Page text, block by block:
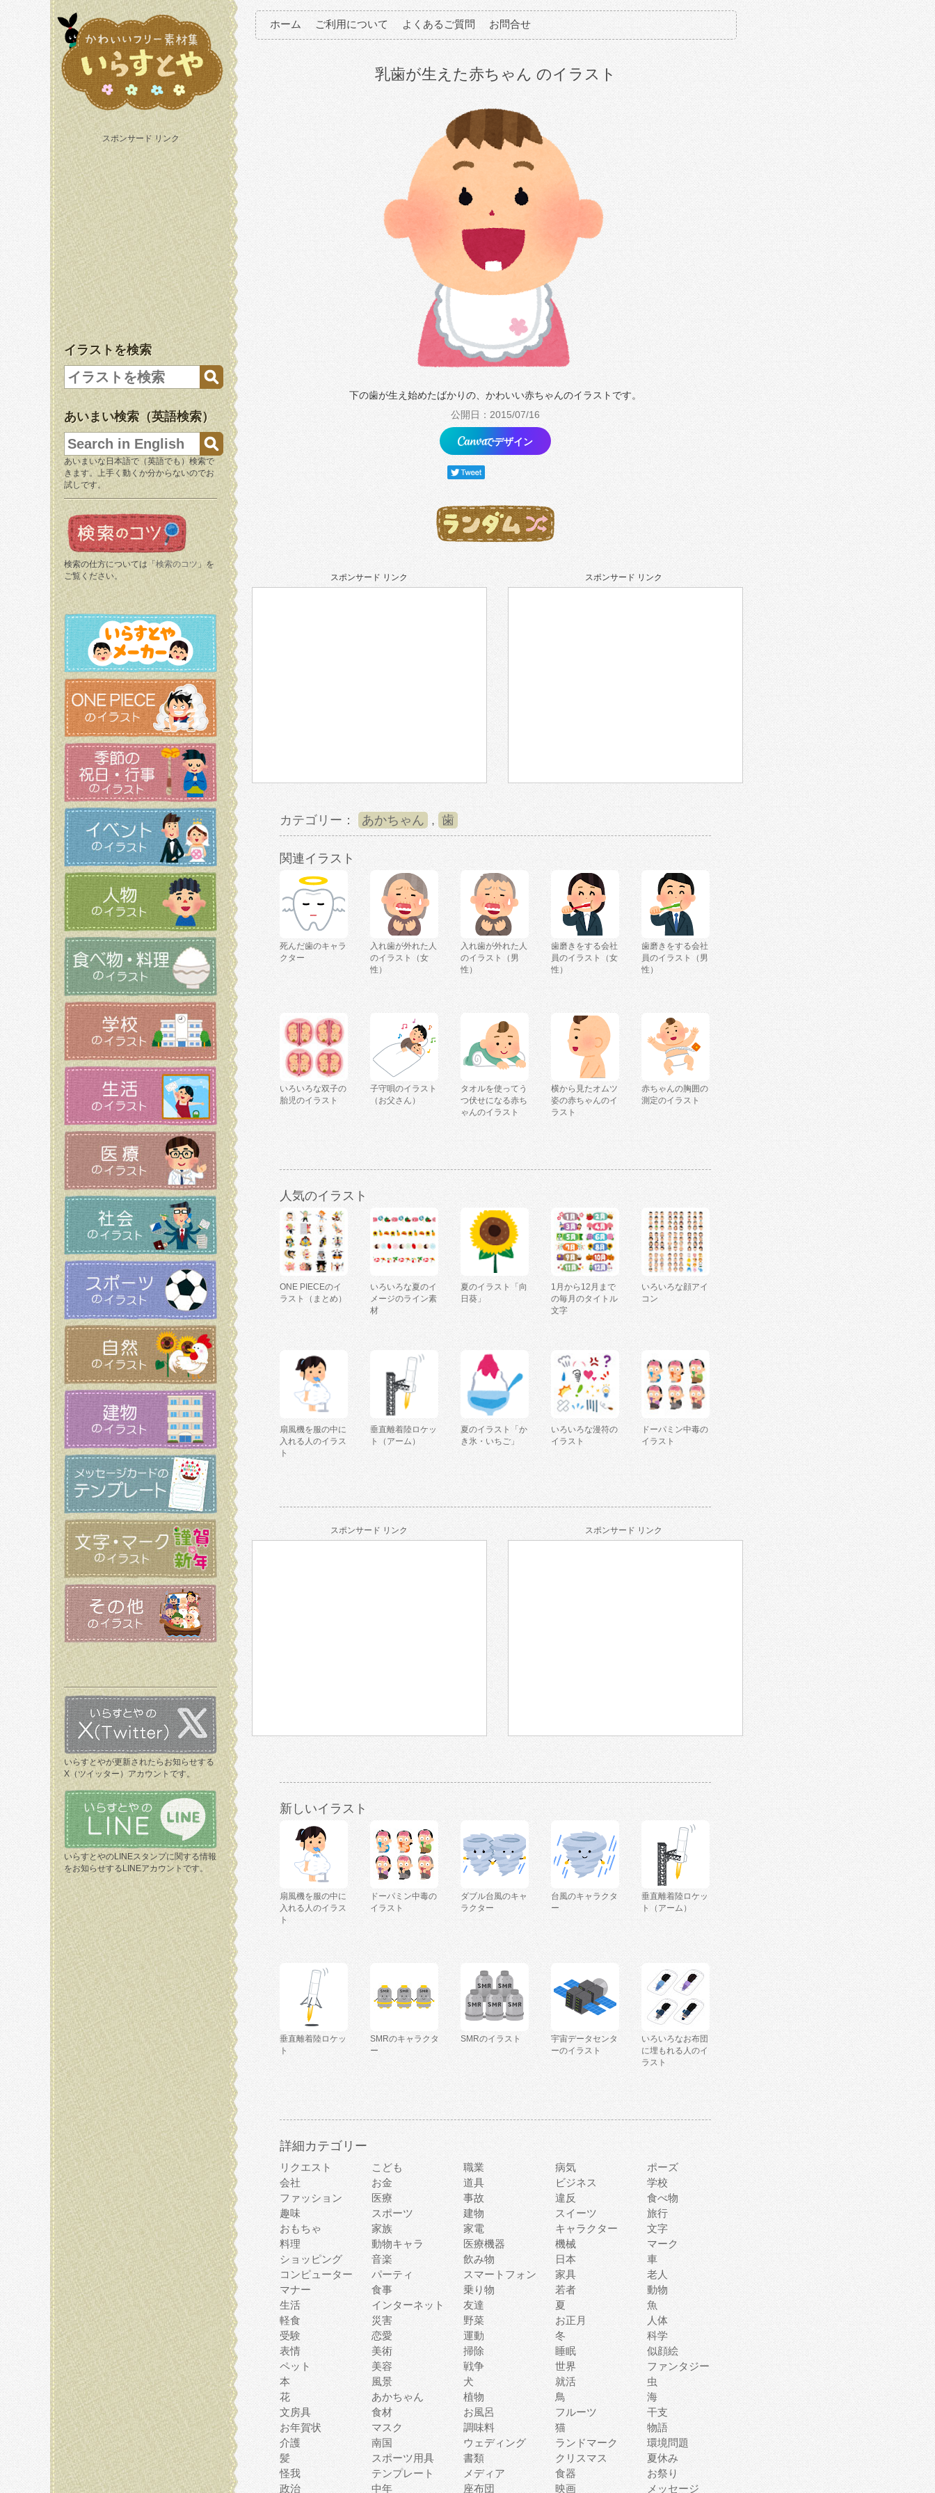
スポンサード リンク
イラストを検索
あいまい検索（英語検索）
あいまいな日本語で（英語でも）検索で
きます。上手く動くか分からないのでお
試しです。
検索の仕方については「 検索のコツ 」を
ご覧ください。
いらすとやが更新されたらお知らせする
X（ツイッター）アカウントです。
いらすとやのLINEスタンプに関する情報
をお知らせするLINEアカウントです。
ホーム ご利用について よくあるご質問 お問合せ
乳歯が生えた赤ちゃん のイラスト
下の歯が生え始めたばかりの、かわいい赤ちゃんのイラストです。
公開日：2015/07/16
でデザイン
スポンサード リンク スポンサード リンク
カテゴリー： あかちゃん , 歯
関連イラスト
死んだ歯のキャラ
クター
入れ歯が外れた人
のイラスト（女
性）
入れ歯が外れた人
のイラスト（男
性）
歯磨きをする会社
員のイラスト（女
性）
歯磨きをする会社
員のイラスト（男
性）
いろいろな双子の
胎児のイラスト
子守唄のイラスト
（お父さん）
タオルを使ってう
つ伏せになる赤ち
ゃんのイラスト
横から見たオムツ
姿の赤ちゃんのイ
ラスト
赤ちゃんの胸囲の
測定のイラスト
人気のイラスト
ONE PIECEのイ
ラスト（まとめ）
いろいろな夏のイ
メージのライン素
材
夏のイラスト「向
日葵」
1月から12月まで
の毎月のタイトル
文字
いろいろな顔アイ
コン
扇風機を服の中に
入れる人のイラス
ト
垂直離着陸ロケッ
ト（アーム）
夏のイラスト「か
き氷・いちご」
いろいろな漫符の
イラスト
ドーパミン中毒の
イラスト
スポンサード リンク スポンサード リンク
新しいイラスト
扇風機を服の中に
入れる人のイラス
ト
ドーパミン中毒の
イラスト
ダブル台風のキャ
ラクター
台風のキャラクタ
ー
垂直離着陸ロケッ
ト（アーム）
垂直離着陸ロケッ
ト
SMRのキャラクタ
ー
SMRのイラスト
宇宙データセンタ
ーのイラスト
いろいろなお布団
に埋もれる人のイ
ラスト
詳細カテゴリー
リクエスト こども 職業 病気
ポーズ
会社
お金 道具 ビジネス
学校
ファッション
医療 事故 違反
食べ物
趣味
スポーツ 建物 スイーツ
旅行
おもちゃ
家族 家電 キャラクター
文字
料理
動物キャラ 医療機器 機械
マーク
ショッピング
音楽 飲み物 日本
車
コンピューター
パーティ スマートフォン 家具
老人
マナー
食事 乗り物 若者
動物
生活
インターネット 友達 夏
魚
軽食
災害 野菜 お正月
人体
受験
恋愛 運動 冬
科学
表情
美術 掃除 睡眠
似顔絵
ペット
美容 戦争 世界
ファンタジー
本
風景 犬 就活
虫
花
あかちゃん 植物 鳥
海
文房具
食材 お風呂 フルーツ
干支
お年賀状
マスク 調味料 猫
物語
介護
南国 ウェディング ランドマーク
環境問題
髪
スポーツ用具 書類 クリスマス
夏休み
怪我
テンプレート メディア 食器
お祭り
政治
中年 座布団 映画 メッセージ